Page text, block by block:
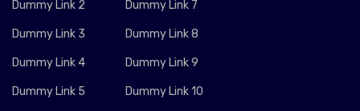
Dummy Link 2
Dummy Link 3
Dummy Link 4
Dummy Link 5
Dummy Link 7
Dummy Link 8
Dummy Link 9
Dummy Link 10